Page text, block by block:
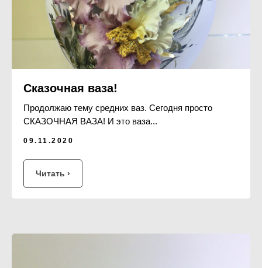
Сказочная ваза!
Продолжаю тему средних ваз. Сегодня просто
СКАЗОЧНАЯ ВАЗА! И это ваза...
09.11.2020
Читать ›